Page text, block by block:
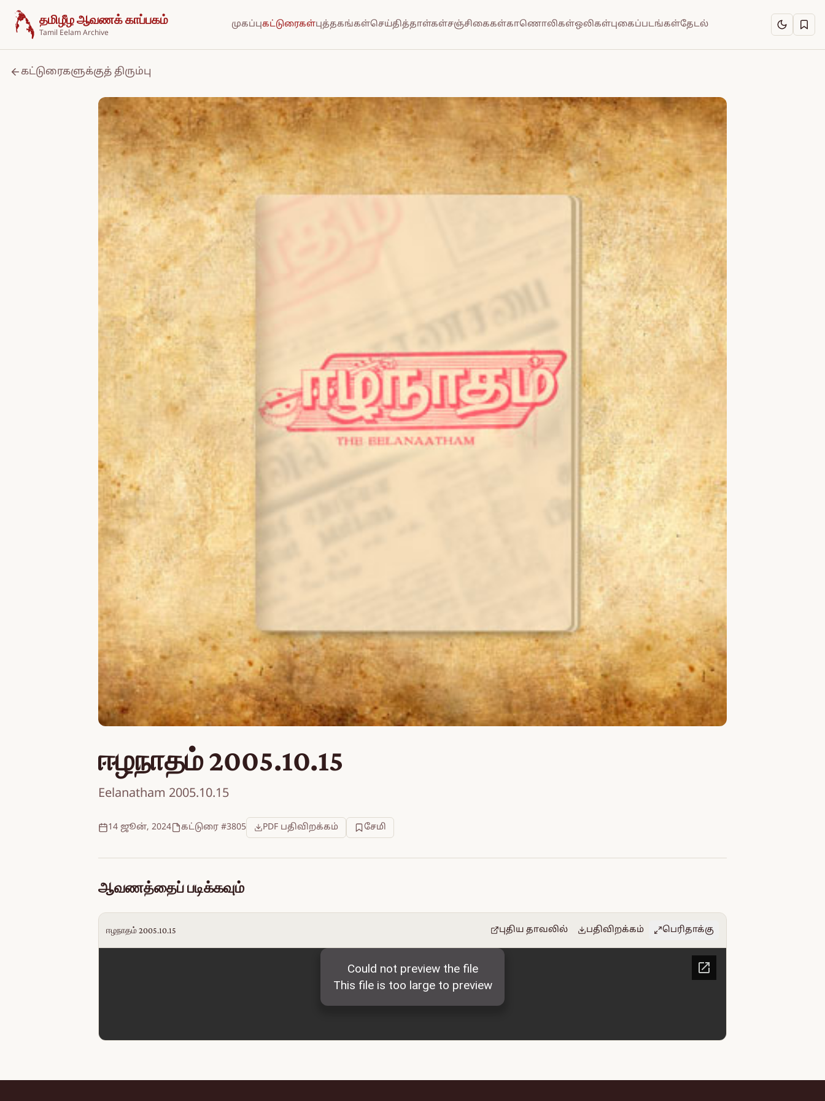
உள்ளடக்கத்திற்குச் செல்க
தமிழீழ ஆவணக் காப்பகம்
Tamil Eelam Archive
முகப்புகட்டுரைகள்புத்தகங்கள்செய்தித்தாள்கள்சஞ்சிகைகள்காணொலிகள்ஒலிகள்புகைப்படங்கள்தேடல்
கட்டுரைகளுக்குத் திரும்பு
ஈழநாதம் 2005.10.15
Eelanatham 2005.10.15
14 ஜூன், 2024 கட்டுரை #3805 PDF பதிவிறக்கம் சேமி
ஆவணத்தைப் படிக்கவும்
ஈழநாதம் 2005.10.15 புதிய தாவலில் பதிவிறக்கம் பெரிதாக்கு